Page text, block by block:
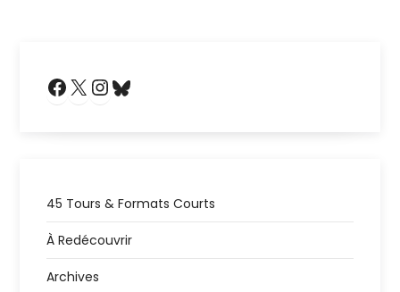
Facebook
X Instagram
45 Tours & Formats Courts
À Redécouvrir
Archives